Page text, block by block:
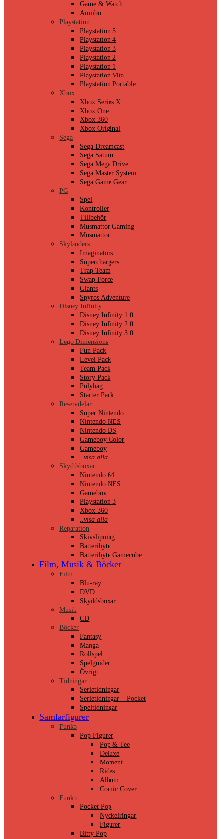
Game & Watch
Amiibo
Playstation
Playstation 5
Playstation 4
Playstation 3
Playstation 2
Playstation 1
Playstation Vita
Playstation Portable
Xbox
Xbox Series X
Xbox One
Xbox 360
Xbox Original
Sega
Sega Dreamcast
Sega Saturn
Sega Mega Drive
Sega Master System
Sega Game Gear
PC
Spel
Kontroller
Tillbehör
Musmattor Gaming
Musmattor
Skylanders
Imaginators
Superchargers
Trap Team
Swap Force
Giants
Spyros Adventure
Disney Infinity
Disney Infinity 1.0
Disney Infinity 2.0
Disney Infinity 3.0
Lego Dimensions
Fun Pack
Level Pack
Team Pack
Story Pack
Polybag
Starter Pack
Reservdelar
Super Nintendo
Nintendo NES
Nintendo DS
Gameboy Color
Gameboy
..visa alla
Skyddsboxar
Nintendo 64
Nintendo NES
Gameboy
Playstation 3
Xbox 360
..visa alla
Reparation
Skivslipning
Batteribyte
Batteribyte Gamecube
Film, Musik & Böcker
Film
Blu-ray
DVD
Skyddsboxar
Musik
CD
Böcker
Fantasy
Manga
Rollspel
Spelguider
Övrigt
Tidningar
Serietidningar
Serietidningar – Pocket
Speltidningar
Samlarfigurer
Funko
Pop Figurer
Pop & Tee
Deluxe
Moment
Rides
Album
Comic Cover
Funko
Pocket Pop
Nyckelringar
Figurer
Bitty Pop